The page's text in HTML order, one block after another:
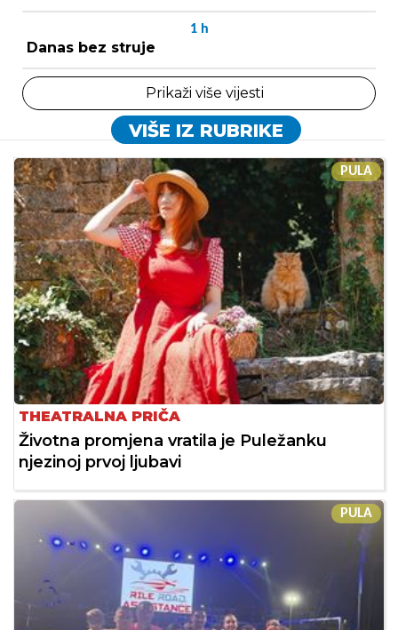
1 h
Danas bez struje
Prikaži više vijesti
VIŠE IZ RUBRIKE
PULA
THEATRALNA PRIČA
Životna promjena vratila je Puležanku
njezinoj prvoj ljubavi
PULA